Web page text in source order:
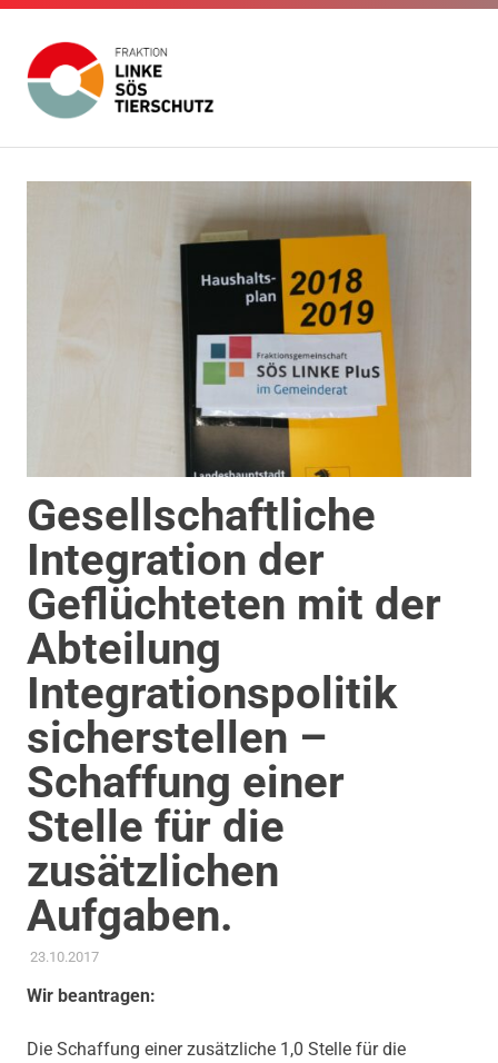
Inhalt
Linke
SÖS
Tierschutz
Fraktion
Stuttgart
Gesellschaftliche
Integration der
Geflüchteten mit der
Abteilung
Integrationspolitik
sicherstellen –
Schaffung einer
Stelle für die
zusätzlichen
Aufgaben.
23.10.2017ADMIN
ANTRAG / ANFRAGE
Wir beantragen:
Die Schaffung einer zusätzliche 1,0 Stelle für die